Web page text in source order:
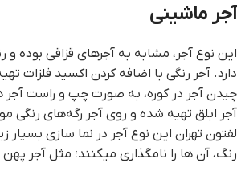
آجر ماشینی
این نوع آجر، مشابه به آجرهای قزاقی بوده
دارد. آجر رنگی با اضافه کردن اکسید فلزات
چیدن آجر در کوره، به صورت چپ و راست
آجر ابلق تهیه شده و روی آجر رگه‌های رنگی
لفتون تهران این نوع آجر در نما سازی بسیار
رنگ، آن ها را نامگذاری میکنند؛ مثل آجر